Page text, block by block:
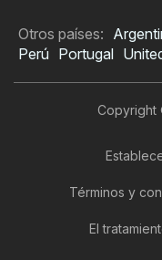
Otros países:
Perú Portugal
Copyright
Términos y
El